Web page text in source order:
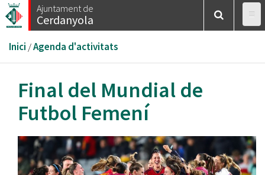
Vés
al
Ajuntament de
Cerdanyola
Esteu
aquí
Inici /Agenda d'activitats
Final del Mundial de
Futbol Femení